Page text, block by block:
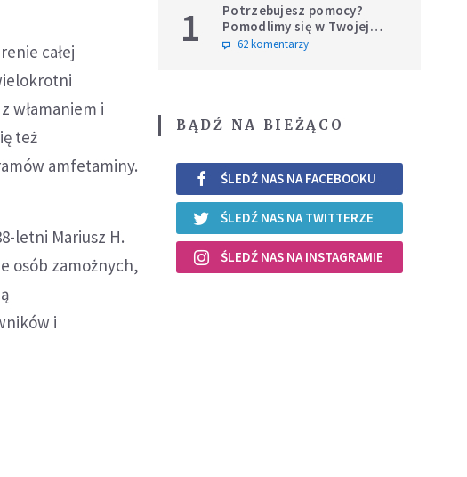
całej
włamaniem i
też
amfetaminy.
letni Mariusz H.
osób zamożnych,
i
1
Potrzebujesz pomocy?
Pomodlimy się w Twojej
intencji
62 komentarzy
BĄDŹ NA BIEŻĄCO
ŚLEDŹ NAS NA FACEBOOKU
ŚLEDŹ NAS NA TWITTERZE
ŚLEDŹ NAS NA INSTAGRAMIE